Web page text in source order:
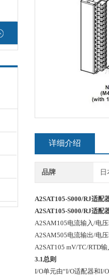
详细介绍
品牌
A2SAT105-S000/RJ适配
A2SAT105-S000/RJ适配
A2SAM105电流输入/电
A2SAM505电流输出/电
A2SAT105 mV/TC/RTD
3.1总则
I/O单元由“I/O适配器和I/